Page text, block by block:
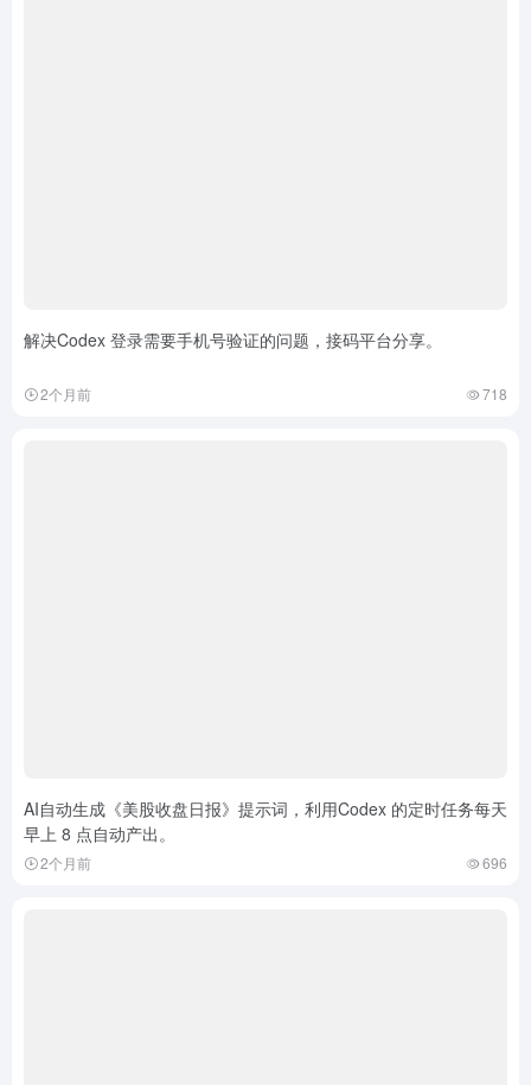
解决Codex 登录需要手机号验证的问题，接码平台分享。
2个月前 718
AI自动生成《美股收盘日报》提示词，利用Codex 的定时任务每天
早上 8 点自动产出。
2个月前 696